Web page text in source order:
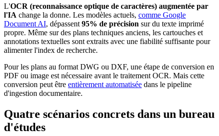
L'OCR (reconnaissance optique de caractères) augmentée par
l'IA change la donne. Les modèles actuels, comme Google
Document AI, dépassent 95% de précision sur du texte imprimé
propre. Même sur des plans techniques anciens, les cartouches et
annotations textuelles sont extraits avec une fiabilité suffisante pour
alimenter l'index de recherche.
Pour les plans au format DWG ou DXF, une étape de conversion en
PDF ou image est nécessaire avant le traitement OCR. Mais cette
conversion peut être entièrement automatisée dans le pipeline
d'ingestion documentaire.
Quatre scénarios concrets dans un bureau
d'études